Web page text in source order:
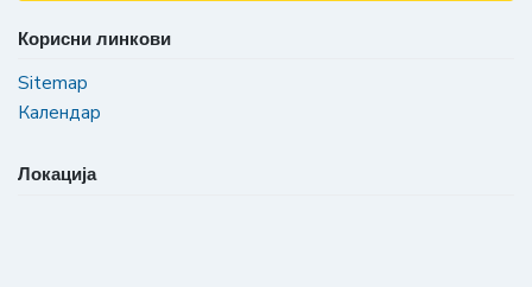
Корисни линкови
Sitemap
Календар
Локација